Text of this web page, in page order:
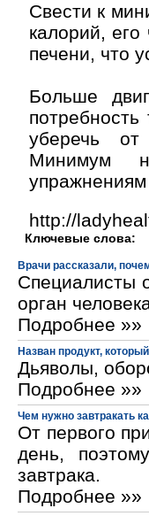
Свести к
калорий,
печени, что
Больше
уберечь
Минимум
http://
Ключевые слова:
Врачи рассказали,
Специалисты
орган
Подробнее »»
Назван продукт,
Дьяволы,
Подробнее »»
Чем нужно завтракать
От первого
день,
завтрака.
Подробнее »»